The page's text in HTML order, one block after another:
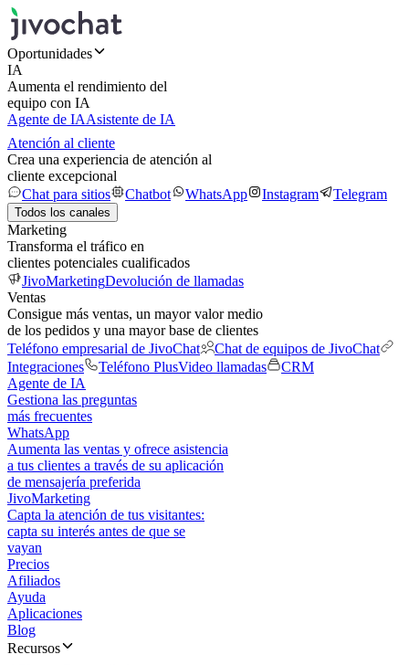
Oportunidades
IA
Aumenta el rendimiento del
equipo con IA
Agente de IAAsistente de IA
Atención al cliente
Crea una experiencia de atención al
cliente excepcional
Chat para sitios
Chatbot WhatsApp Instagram Telegram
Todos los canales
Marketing
Transforma el tráfico en
clientes potenciales cualificados
JivoMarketingDevolución de llamadas
Ventas
Consigue más ventas, un mayor valor medio
de los pedidos y una mayor base de clientes
Teléfono empresarial de JivoChat
Chat de equipos de JivoChat
Integraciones
Teléfono PlusVideo llamadas
CRM
Agente de IA
Gestiona las preguntas
más frecuentes
WhatsApp
Aumenta las ventas y ofrece asistencia
a tus clientes a través de su aplicación
de mensajería preferida
JivoMarketing
Capta la atención de tus visitantes:
capta su interés antes de que se
vayan
Precios
Afiliados
Ayuda
Aplicaciones
Blog
Recursos